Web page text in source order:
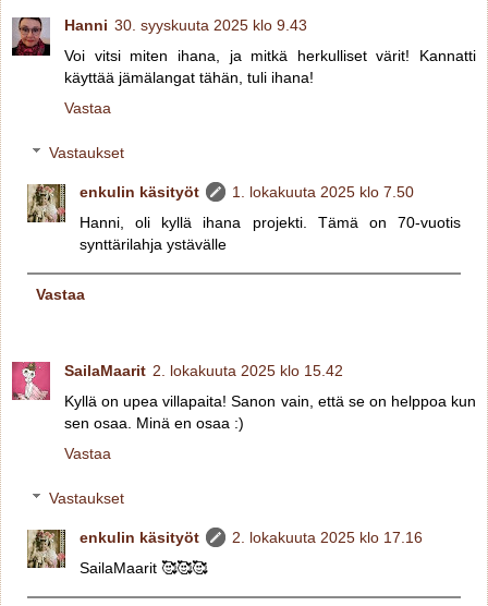
Hanni 30. syyskuuta 2025 klo 9.43
Voi vitsi miten ihana, ja mitkä herkulliset värit! Kannatti
käyttää jämälangat tähän, tuli ihana!
Vastaa
Vastaukset
enkulin käsityöt
1. lokakuuta 2025 klo 7.50
Hanni, oli kyllä ihana projekti. Tämä on 70-vuotis
synttärilahja ystävälle
Vastaa
SailaMaarit 2. lokakuuta 2025 klo 15.42
Kyllä on upea villapaita! Sanon vain, että se on helppoa kun
sen osaa. Minä en osaa :)
Vastaa
Vastaukset
enkulin käsityöt
2. lokakuuta 2025 klo 17.16
SailaMaarit 🥰🥰🥰